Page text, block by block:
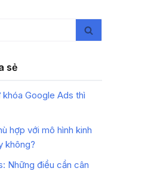
sẻ
Google Ads thì
hợp với mô hình kinh
không?
Những điều cần cân